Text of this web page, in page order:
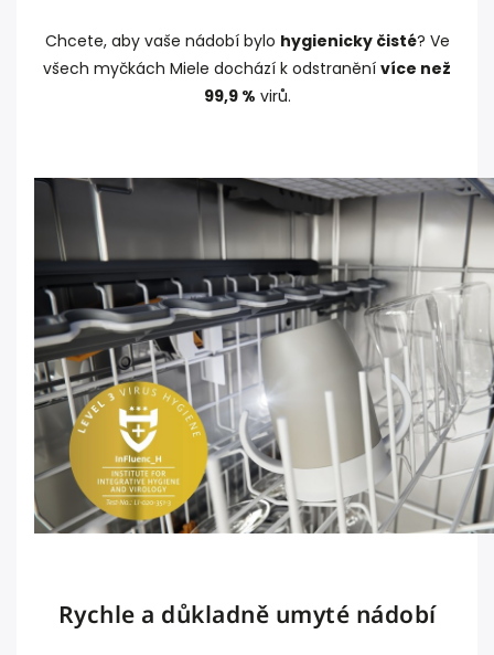
Chcete, aby vaše nádobí bylo hygienicky čisté? Ve
všech myčkách Miele dochází k odstranění více než
99,9 % virů.
Rychle a důkladně umyté nádobí